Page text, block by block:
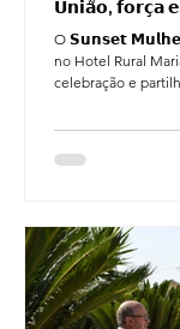
𝗨𝗻𝗶𝗮̃𝗼, 𝗳𝗼𝗿𝗰̧𝗮
O 𝗦𝘂𝗻𝘀𝗲𝘁
no Hotel Rural
celebração e